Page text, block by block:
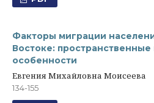
Факторы миграции
Востоке: пространственные
особенности
Евгения Михайловна Моисеева
134-155